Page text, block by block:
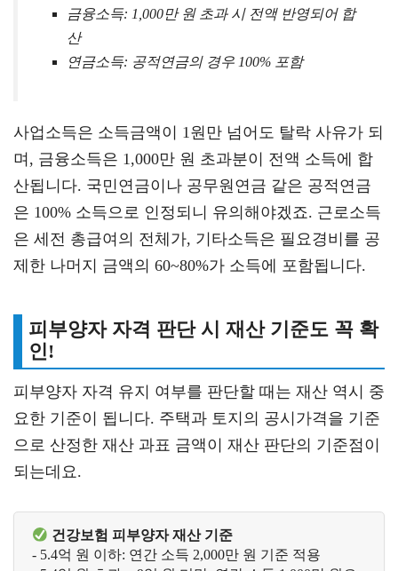
금융소득: 1,000만 원 초과 시 전액 반영되어 합
산
연금소득: 공적연금의 경우 100% 포함
사업소득은 소득금액이 1원만 넘어도 탈락 사유가 되
며, 금융소득은 1,000만 원 초과분이 전액 소득에 합
산됩니다. 국민연금이나 공무원연금 같은 공적연금
은 100% 소득으로 인정되니 유의해야겠죠. 근로소득
은 세전 총급여의 전체가, 기타소득은 필요경비를 공
제한 나머지 금액의 60~80%가 소득에 포함됩니다.
피부양자 자격 판단 시 재산 기준도 꼭 확
인!
피부양자 자격 유지 여부를 판단할 때는 재산 역시 중
요한 기준이 됩니다. 주택과 토지의 공시가격을 기준
으로 산정한 재산 과표 금액이 재산 판단의 기준점이
되는데요.
건강보험 피부양자 재산 기준
- 5.4억 원 이하: 연간 소득 2,000만 원 기준 적용